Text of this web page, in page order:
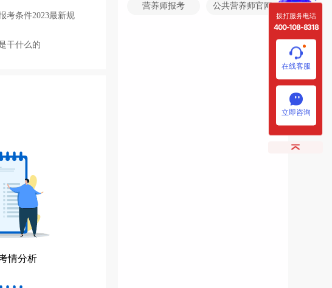
考条件2023最新规
干什么的
情分析
营养师报考 公共营养师官网
拨打服务电话
400-108-8318
在线客服
立即咨询